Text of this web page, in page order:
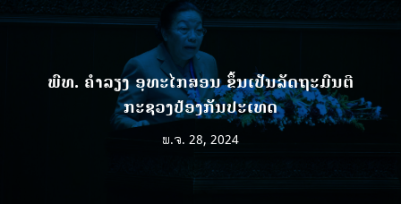
ພົທ. ຄຳລຽງ ອຸທະໄກສອນ ຂຶ້ນເປັນລັດຖະມົນຕີ
ກະຊວງປ້ອງກັນປະເທດ
ພ.ຈ. 28, 2024